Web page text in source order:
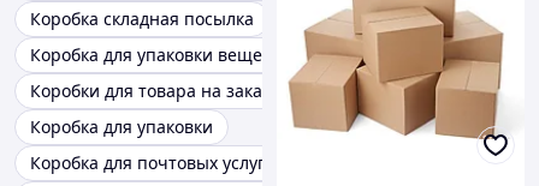
Коробка складная посылка
Коробка для упаковки вещей
Коробки для товара на заказ
Коробка для упаковки
Коробка для почтовых услуг